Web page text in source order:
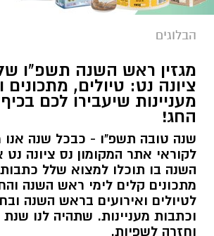
הבלוגים
מגזין ראש השנה תשפ"ו
ציונה נט: טיולים, מתכונים
מעניינות שיעבירו לכם
החג!
שנה טובה תשפ"ו - כבכל שנה אנו
לקוראי אתר המקומון נס ציונה
השנה בו תוכלו למצוא שלל
מתכונים קלים לימי ראש השנה
לטיולים ואירועים בראש השנה
וכתבות מעניינות. שתהיה לנו שנת
וחזרה לשפיות.